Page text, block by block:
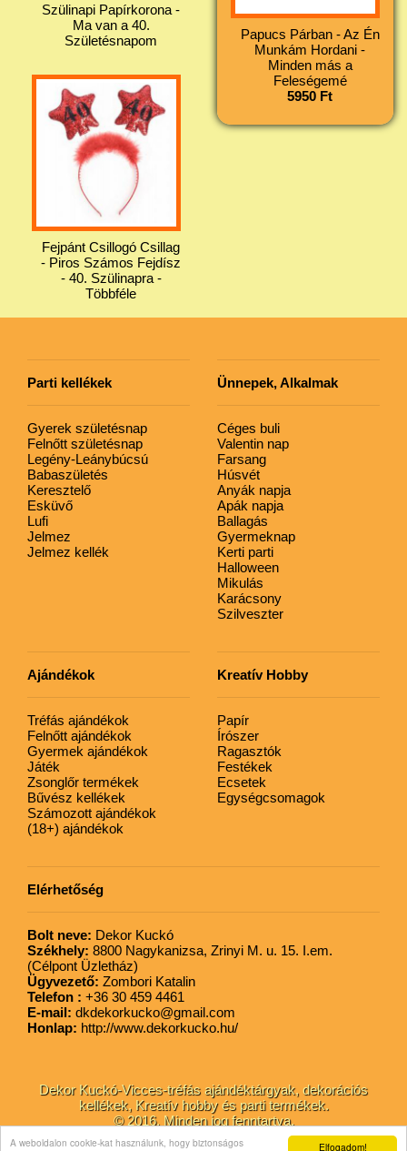
Elfogadom!
A weboldalon cookie-kat használunk, hogy biztonságos
Szülinapi Papírkorona -
Ma van a 40.
Születésnapom
Fejpánt Csillogó Csillag
- Piros Számos Fejdísz
- 40. Szülinapra -
Többféle
Papucs Párban - Az Én
Munkám Hordani -
Minden más a
Feleségemé
5950 Ft
Parti kellékek
Gyerek születésnap
Felnőtt születésnap
Legény-Leánybúcsú
Babaszületés
Keresztelő
Esküvő
Lufi
Jelmez
Jelmez kellék
Ünnepek, Alkalmak
Céges buli
Valentin nap
Farsang
Húsvét
Anyák napja
Apák napja
Ballagás
Gyermeknap
Kerti parti
Halloween
Mikulás
Karácsony
Szilveszter
Ajándékok
Tréfás ajándékok
Felnőtt ajándékok
Gyermek ajándékok
Játék
Zsonglőr termékek
Bűvész kellékek
Számozott ajándékok
(18+) ajándékok
Kreatív Hobby
Papír
Írószer
Ragasztók
Festékek
Ecsetek
Egységcsomagok
Elérhetőség
Bolt neve: Dekor Kuckó
Székhely: 8800 Nagykanizsa, Zrinyi M. u. 15. I.em.
(Célpont Üzletház)
Ügyvezető: Zombori Katalin
Telefon : +36 30 459 4461
E-mail: dkdekorkucko@gmail.com
Honlap: http://www.dekorkucko.hu/
Dekor Kuckó-Vicces-tréfás ajándéktárgyak, dekorációs
kellékek, Kreatív hobby és parti termékek.
© 2016. Minden jog fenntartva.